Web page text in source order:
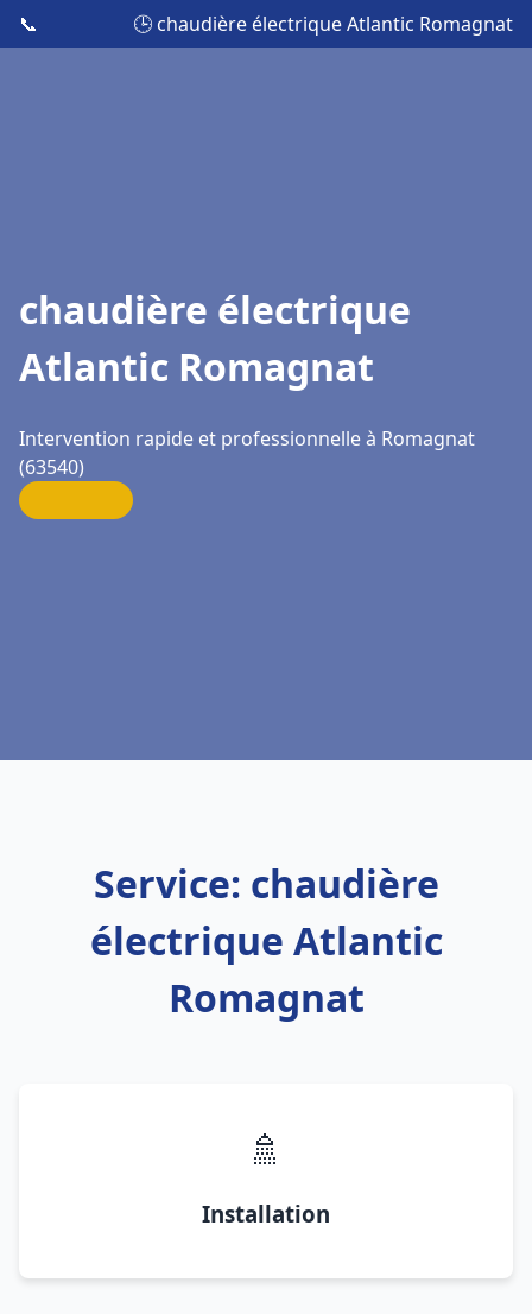
📞 🕒 chaudière électrique Atlantic Romagnat
chaudière électrique
Atlantic Romagnat
Intervention rapide et professionnelle à Romagnat
(63540)
Service: chaudière
électrique Atlantic
Romagnat
🚿
Installation